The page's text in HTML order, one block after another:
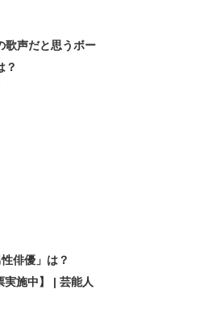
歌声だと思うボー
？
俳優」は？
実施中】 | 芸能人